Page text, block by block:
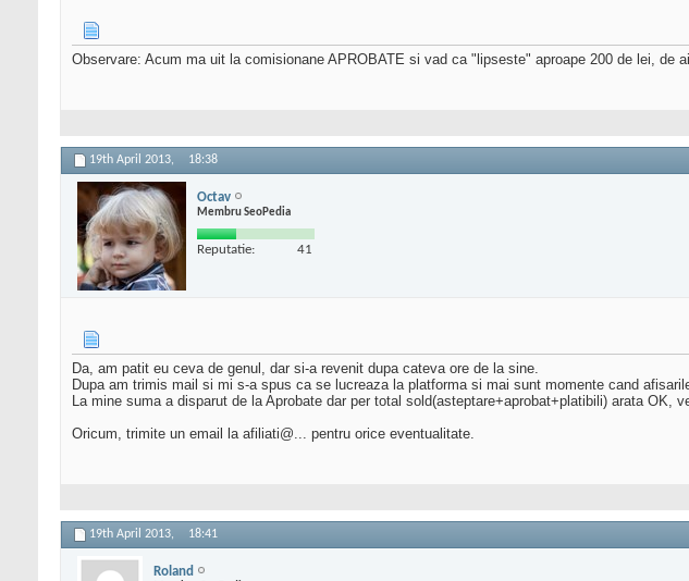
Observare: Acum ma uit la comisionane APROBATE si vad ca "lipseste" aproape 200 de lei,
19th April 2013, 18:38
Octav
Membru SeoPedia
Reputatie: 41
Da, am patit eu ceva de genul, dar si-a revenit dupa cateva ore de la sine.
Dupa am trimis mail si mi s-a spus ca se lucreaza la platforma si mai sunt momente cand
La mine suma a disparut de la Aprobate dar per total sold(asteptare+aprobat+platibili) arata OK,
Oricum, trimite un email la afiliati@... pentru orice eventualitate.
19th April 2013, 18:41
Roland